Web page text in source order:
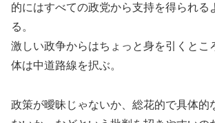
的にはすべての政党から支持を得られる
る。
激しい政争からはちょっと身を引くとこ
体は中道路線を択ぶ。
政策が曖昧じゃないか、総花的で具体的